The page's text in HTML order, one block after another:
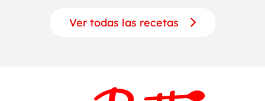
Ver todas las recetas